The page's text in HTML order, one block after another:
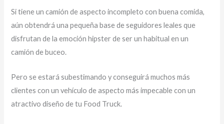
Si tiene un camión de aspecto incompleto con buena comida,
aún obtendrá una pequeña base de seguidores leales que
disfrutan de la emoción hipster de ser un habitual en un
camión de buceo.
Pero se estará subestimando y conseguirá muchos más
clientes con un vehículo de aspecto más impecable con un
atractivo diseño de tu Food Truck.